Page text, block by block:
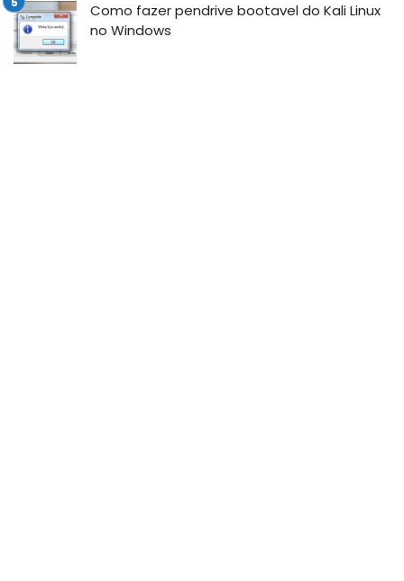
Como fazer pendrive bootavel do Kali Linux
no Windows